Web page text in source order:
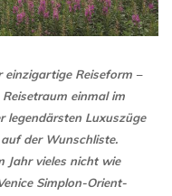
Reiseform –
einmal im
legendärsten Luxuszüge
der Wunschliste.
Jahr vieles nicht wie
Simplon-Orient-